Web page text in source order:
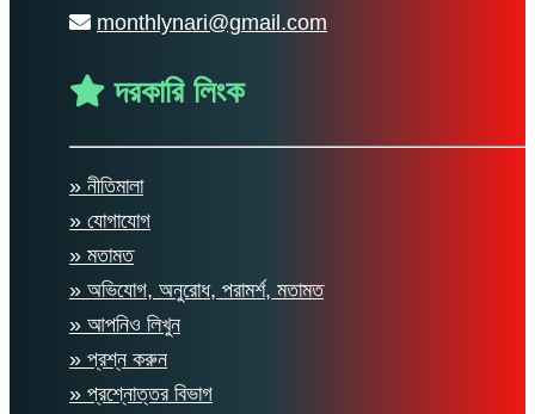
monthlynari@gmail.com
দরকারি লিংক
» নীতিমালা
» যোগাযোগ
» মতামত
» অভিযোগ, অনুরোধ, পরামর্শ, মতামত
» আপনিও লিখুন
» প্রশ্ন করুন
» প্রশ্নোত্তর বিভাগ